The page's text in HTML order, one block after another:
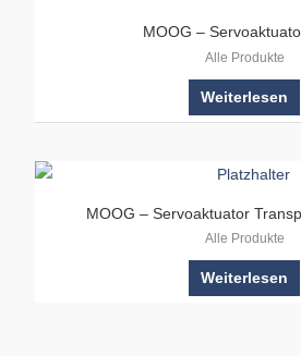
MOOG –
Alle Produkte
Weiterlesen
MOOG – Servoaktuator
Alle Produkte
Weiterlesen